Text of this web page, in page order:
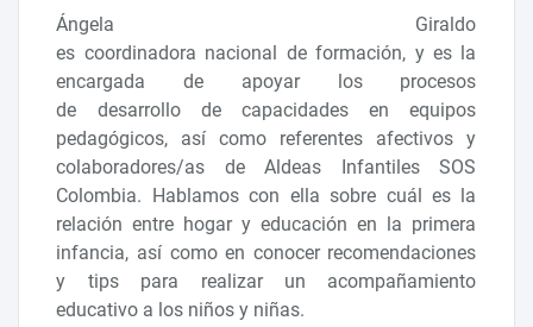
Ángela Giraldo
es coordinadora nacional de formación, y es la
encargada de apoyar los procesos
de desarrollo de capacidades en equipos
pedagógicos, así como referentes afectivos y
colaboradores/as de Aldeas Infantiles SOS
Colombia. Hablamos con ella sobre cuál es la
relación entre hogar y educación en la primera
infancia, así como en conocer recomendaciones
y tips para realizar un acompañamiento
educativo a los niños y niñas.